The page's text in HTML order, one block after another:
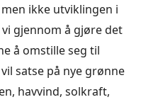
ikke utviklingen i
gjennom å gjøre det
å omstille seg til
satse på nye grønne
havvind, solkraft,